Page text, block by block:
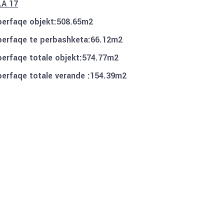
17
objekt:508.65m2
te perbashketa:66.12m2
totale objekt:574.77m2
totale verande :154.39m2